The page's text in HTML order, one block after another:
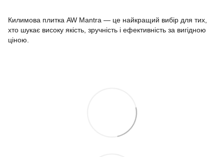
Килимова плитка AW Mantra — це найкращий вибір для тих,
хто шукає високу якість, зручність і ефективність за вигідною
ціною.